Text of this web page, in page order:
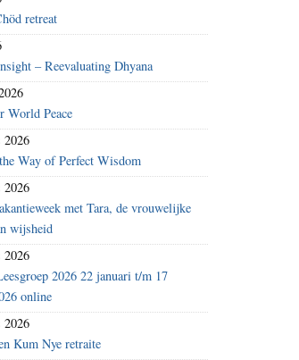
retreat
– Reevaluating Dhyana
World Peace
2026
Way of Perfect Wisdom
2026
met Tara, de vrouwelijke
wijsheid
2026
2026 22 januari t/m 17
online
2026
Kum Nye retraite